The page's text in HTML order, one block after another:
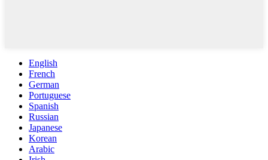
English
French
German
Portuguese
Spanish
Russian
Japanese
Korean
Arabic